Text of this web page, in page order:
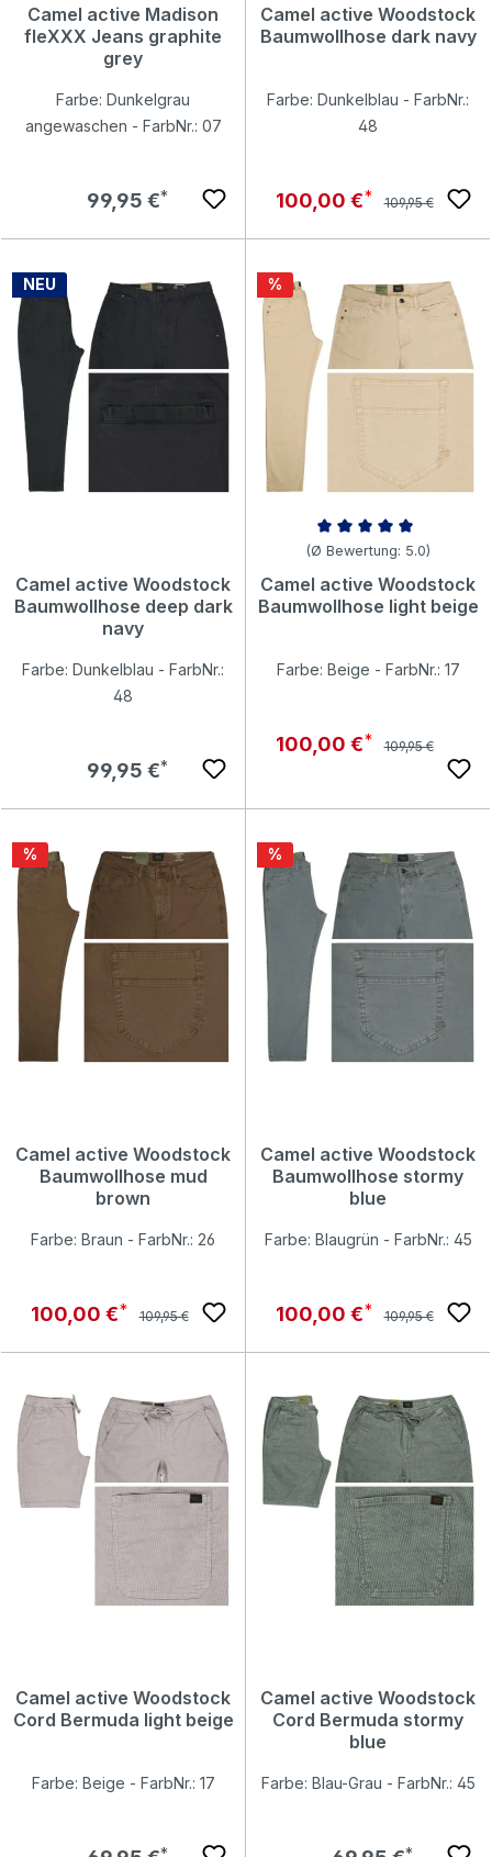
Camel active Madison
fleXXX Jeans graphite
grey
Farbe: Dunkelgrau
angewaschen - FarbNr.: 07
Regulärer Preis:
99,95 €
Camel active Woodstock
Baumwollhose dark navy
Farbe: Dunkelblau - FarbNr.:
48
Verkaufspreis:
100,00 € Regulärer Preis:
109,95 €
NEU
Camel active Woodstock
Baumwollhose deep dark
navy
Farbe: Dunkelblau - FarbNr.:
48
Regulärer Preis:
99,95 €
Rabatt
%
Durchschnittliche Bewertung
(Ø Bewertung: 5.0)
Camel active Woodstock
Baumwollhose light beige
Farbe: Beige - FarbNr.: 17
Verkaufspreis:
100,00 € Regulärer Preis:
109,95 €
Rabatt
%
Camel active Woodstock
Baumwollhose mud
brown
Farbe: Braun - FarbNr.: 26
Verkaufspreis:
100,00 € Regulärer Preis:
109,95 €
Rabatt
%
Camel active Woodstock
Baumwollhose stormy
blue
Farbe: Blaugrün - FarbNr.: 45
Verkaufspreis:
100,00 € Regulärer Preis:
109,95 €
Camel active Woodstock
Cord Bermuda light beige
Farbe: Beige - FarbNr.: 17
Camel active Woodstock
Cord Bermuda stormy
blue
Farbe: Blau-Grau - FarbNr.: 45